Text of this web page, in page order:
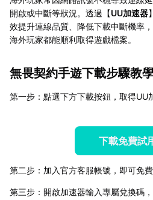
開啟或中斷等狀況。透過【UU加速器
效提升連線品質、降低下載中斷機率
海外玩家都能順利取得遊戲檔案。
無畏契約手遊下載步驟教
第一步：點選下方下載按鈕，取得UU
下載免費試
第二步：加入官方客服帳號，即可免費
第三步：開啟加速器輸入專屬兌換碼